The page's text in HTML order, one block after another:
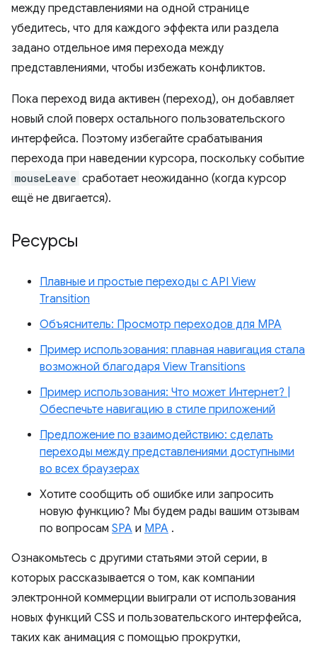
между представлениями на одной странице
убедитесь, что для каждого эффекта или раздела
задано отдельное имя перехода между
представлениями, чтобы избежать конфликтов.
Пока переход вида активен (переход), он добавляет
новый слой поверх остального пользовательского
интерфейса. Поэтому избегайте срабатывания
перехода при наведении курсора, поскольку событие
mouseLeave сработает неожиданно (когда курсор
ещё не двигается).
Ресурсы
Плавные и простые переходы с API View
Transition
Объяснитель: Просмотр переходов для MPA
Пример использования: плавная навигация стала
возможной благодаря View Transitions
Пример использования: Что может Интернет? |
Обеспечьте навигацию в стиле приложений
Предложение по взаимодействию: сделать
переходы между представлениями доступными
во всех браузерах
Хотите сообщить об ошибке или запросить
новую функцию? Мы будем рады вашим отзывам
по вопросам SPA и MPA .
Ознакомьтесь с другими статьями этой серии, в
которых рассказывается о том, как компании
электронной коммерции выиграли от использования
новых функций CSS и пользовательского интерфейса,
таких как анимация с помощью прокрутки,